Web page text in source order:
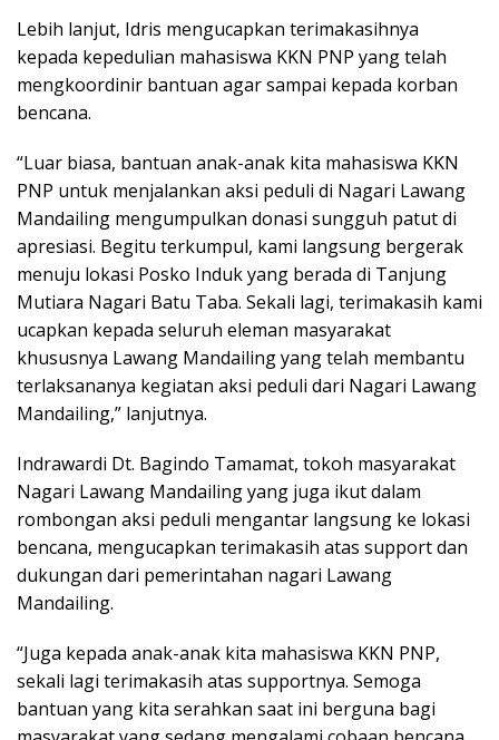
Lebih lanjut, Idris mengucapkan terimakasihnya
kepada kepedulian mahasiswa KKN PNP yang telah
mengkoordinir bantuan agar sampai kepada korban
bencana.
“Luar biasa, bantuan anak-anak kita mahasiswa KKN
PNP untuk menjalankan aksi peduli di Nagari Lawang
Mandailing mengumpulkan donasi sungguh patut di
apresiasi. Begitu terkumpul, kami langsung bergerak
menuju lokasi Posko Induk yang berada di Tanjung
Mutiara Nagari Batu Taba. Sekali lagi, terimakasih kami
ucapkan kepada seluruh eleman masyarakat
khususnya Lawang Mandailing yang telah membantu
terlaksananya kegiatan aksi peduli dari Nagari Lawang
Mandailing,” lanjutnya.
Indrawardi Dt. Bagindo Tamamat, tokoh masyarakat
Nagari Lawang Mandailing yang juga ikut dalam
rombongan aksi peduli mengantar langsung ke lokasi
bencana, mengucapkan terimakasih atas support dan
dukungan dari pemerintahan nagari Lawang
Mandailing.
“Juga kepada anak-anak kita mahasiswa KKN PNP,
sekali lagi terimakasih atas supportnya. Semoga
bantuan yang kita serahkan saat ini berguna bagi